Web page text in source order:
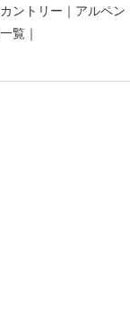
ントリー ｜ アルペン
覧 ｜